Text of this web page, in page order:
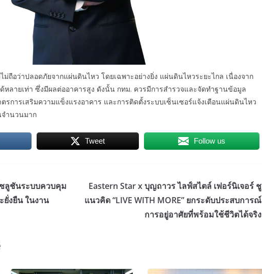
ม่ถือว่าปลอดภัยจากแผ่นดินไหว โดยเฉพาะอย่างยิ่ง แผ่นดินไหวระยะไกล เนื่องจาก
ลายเท่า ซึ่งมีผลต่ออาคารสูง ดังนั้น กทม. ควรมีการสำรวจและจัดทำฐานข้อมูล
รการเสริมความแข็งแรงอาคาร และการติดตั้งระบบเซ็นเซอร์แจ้งเตือนแผ่นดินไหว
ำนวนมาก
Tweet Follow us
ซลูชันระบบควบคุม
งยืน ในงาน
Eastern Star x บุญถาวร ไลฟ์สไตล์ เฟอร์นิเจอร์ ชู
แนวคิด “LIVE WITH MORE” ยกระดับประสบการณ์
การอยู่อาศัยที่พร้อมใช้ชีวิตได้จริง